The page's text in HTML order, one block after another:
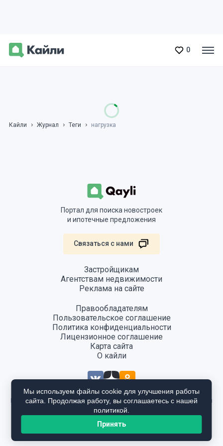
0
Кайли Журнал Теги нагрузка
Портал для поиска новостроек
и ипотечные предложения
Связаться с нами
Застройщикам
Агентствам недвижимости
Реклама на сайте
Правообладателям
Пользовательское соглашение
Политика конфиденциальности
Лицензионное соглашение
Карта сайта
О кайли
Информация, размещенная на сайте, не является публичной офертой
и предоставляется в ознакомительных целях. Для получения
подробной информации общайтесь в отдел продаж застройщика.
Мы используем файлы cookie для улучшения работы
сайта. Продолжая работу, вы соглашаетесь с нашей
политикой.
Принять